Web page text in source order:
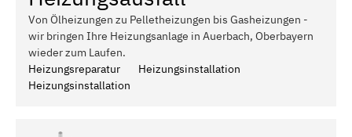
Von Ölheizungen zu Pelletheizungen bis Gasheizungen -
wir bringen Ihre Heizungsanlage in Auerbach, Oberbayern
wieder zum Laufen.
Heizungsreparatur
Heizungsinstallation
Heizungsinstallation